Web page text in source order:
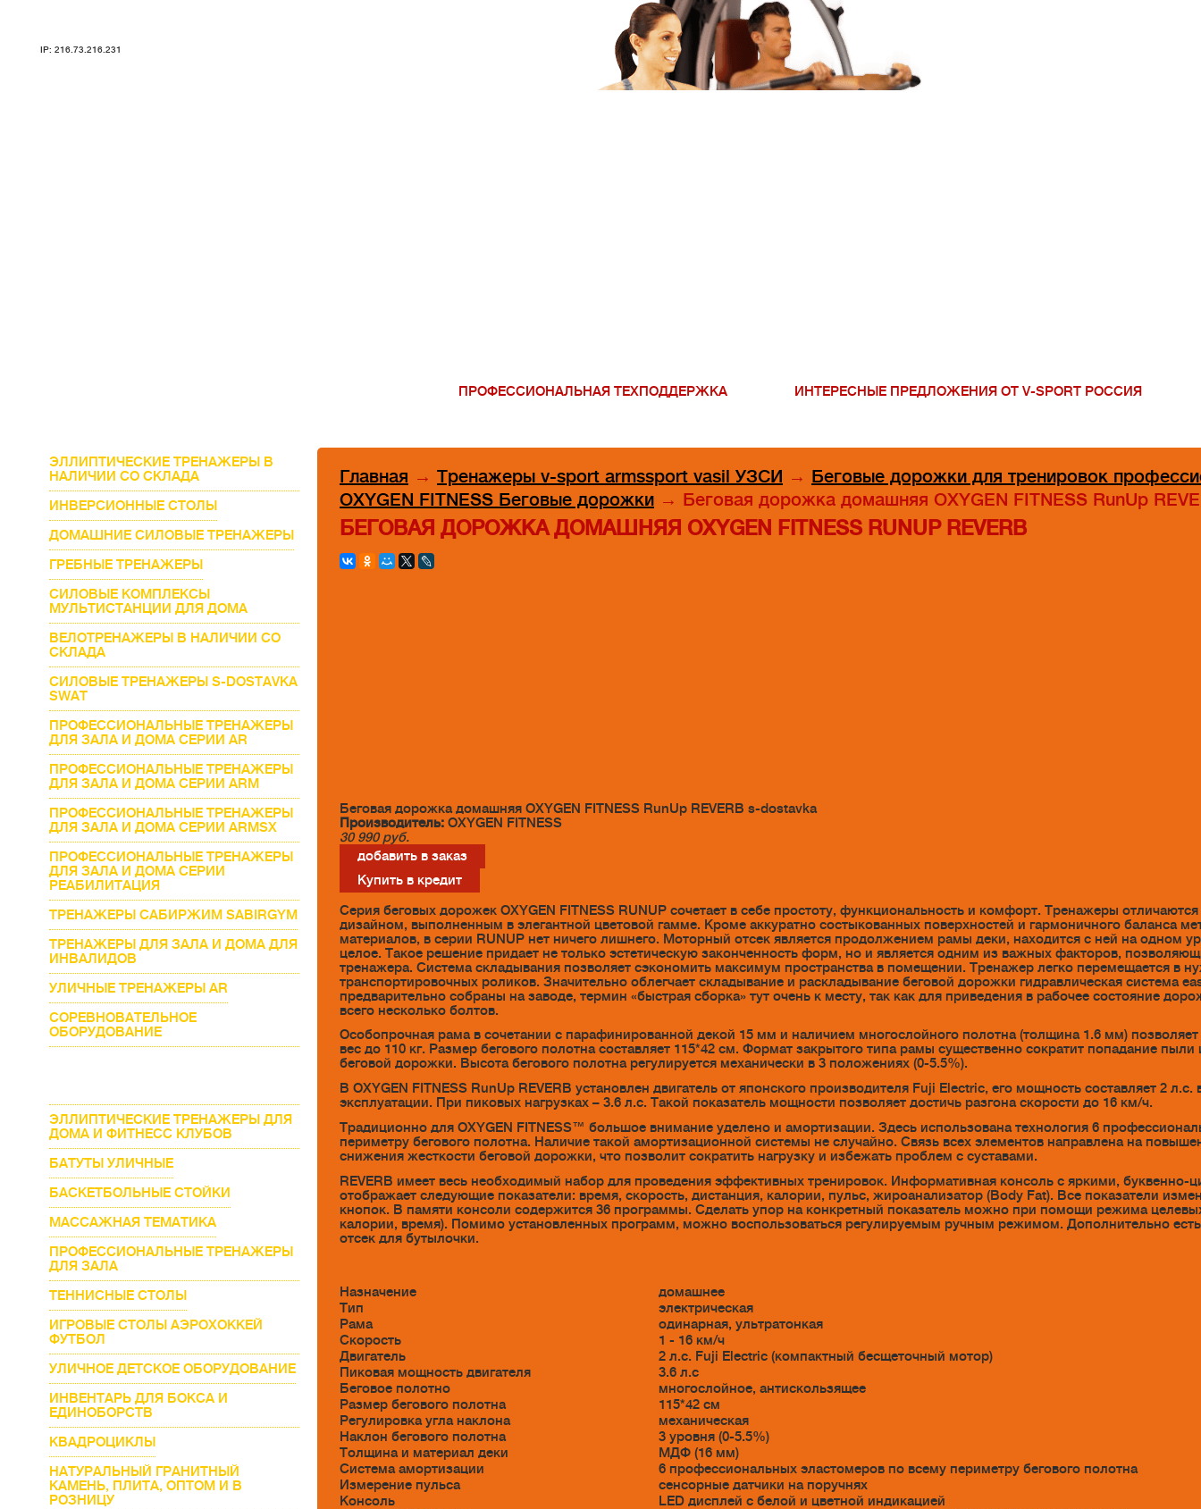
IP: 216.73.216.231
ПРОФЕССИОНАЛЬНАЯ ТЕХПОДДЕРЖКА ИНТЕРЕСНЫЕ ПРЕДЛОЖЕНИЯ ОТ V-SPORT РОССИЯ
ЭЛЛИПТИЧЕСКИЕ ТРЕНАЖЕРЫ В
НАЛИЧИИ СО СКЛАДА
ИНВЕРСИОННЫЕ СТОЛЫ
ДОМАШНИЕ СИЛОВЫЕ ТРЕНАЖЕРЫ
ГРЕБНЫЕ ТРЕНАЖЕРЫ
СИЛОВЫЕ КОМПЛЕКСЫ
МУЛЬТИСТАНЦИИ ДЛЯ ДОМА
ВЕЛОТРЕНАЖЕРЫ В НАЛИЧИИ СО
СКЛАДА
СИЛОВЫЕ ТРЕНАЖЕРЫ S-DOSTAVKA
SWAT
ПРОФЕССИОНАЛЬНЫЕ ТРЕНАЖЕРЫ
ДЛЯ ЗАЛА И ДОМА СЕРИИ AR
ПРОФЕССИОНАЛЬНЫЕ ТРЕНАЖЕРЫ
ДЛЯ ЗАЛА И ДОМА СЕРИИ ARM
ПРОФЕССИОНАЛЬНЫЕ ТРЕНАЖЕРЫ
ДЛЯ ЗАЛА И ДОМА СЕРИИ ARMSX
ПРОФЕССИОНАЛЬНЫЕ ТРЕНАЖЕРЫ
ДЛЯ ЗАЛА И ДОМА СЕРИИ
РЕАБИЛИТАЦИЯ
ТРЕНАЖЕРЫ САБИРЖИМ SABIRGYM
ТРЕНАЖЕРЫ ДЛЯ ЗАЛА И ДОМА ДЛЯ
ИНВАЛИДОВ
УЛИЧНЫЕ ТРЕНАЖЕРЫ AR
СОРЕВНОВАТЕЛЬНОЕ
ОБОРУДОВАНИЕ
ЭЛЛИПТИЧЕСКИЕ ТРЕНАЖЕРЫ ДЛЯ
ДОМА И ФИТНЕСС КЛУБОВ
БАТУТЫ УЛИЧНЫЕ
БАСКЕТБОЛЬНЫЕ СТОЙКИ
МАССАЖНАЯ ТЕМАТИКА
ПРОФЕССИОНАЛЬНЫЕ ТРЕНАЖЕРЫ
ДЛЯ ЗАЛА
ТЕННИСНЫЕ СТОЛЫ
ИГРОВЫЕ СТОЛЫ АЭРОХОККЕЙ
ФУТБОЛ
УЛИЧНОЕ ДЕТСКОЕ ОБОРУДОВАНИЕ
ИНВЕНТАРЬ ДЛЯ БОКСА И
ЕДИНОБОРСТВ
КВАДРОЦИКЛЫ
НАТУРАЛЬНЫЙ ГРАНИТНЫЙ
КАМЕНЬ, ПЛИТА, ОПТОМ И В
РОЗНИЦУ
Главная → Тренажеры v-sport armssport vasil УЗСИ → Беговые дорожки для тренировок
OXYGEN FITNESS Беговые дорожки → Беговая дорожка домашняя OXYGEN FITNESS RunUp
БЕГОВАЯ ДОРОЖКА ДОМАШНЯЯ OXYGEN FITNESS RUNUP REVERB
Беговая дорожка домашняя OXYGEN FITNESS RunUp REVERB s-dostavka
Производитель: OXYGEN FITNESS
30 990 руб.
добавить в заказ
Купить в кредит
Серия беговых дорожек OXYGEN FITNESS RUNUP сочетает в себе простоту, функциональность и комфорт. Тренажеры
дизайном, выполненным в элегантной цветовой гамме. Кроме аккуратно состыкованных поверхностей и гармоничного баланса
материалов, в серии RUNUP нет ничего лишнего. Моторный отсек является продолжением рамы деки, находится с ней на одном
целое. Такое решение придает не только эстетическую законченность форм, но и является одним из важных факторов,
тренажера. Система складывания позволяет сэкономить максимум пространства в помещении. Тренажер легко перемещается в
транспортировочных роликов. Значительно облегчает складывание и раскладывание беговой дорожки гидравлическая система
предварительно собраны на заводе, термин «быстрая сборка» тут очень к месту, так как для приведения в рабочее состояние
всего несколько болтов.
Особопрочная рама в сочетании с парафинированной декой 15 мм и наличием многослойного полотна (толщина 1.6 мм)
вес до 110 кг. Размер бегового полотна составляет 115*42 см. Формат закрытого типа рамы существенно сократит попадание пыли
беговой дорожки. Высота бегового полотна регулируется механически в 3 положениях (0-5.5%).
В OXYGEN FITNESS RunUp REVERB установлен двигатель от японского производителя Fuji Electric, его мощность составляет 2
эксплуатации. При пиковых нагрузках – 3.6 л.с. Такой показатель мощности позволяет достичь разгона скорости до 16 км/ч.
Традиционно для OXYGEN FITNESS™ большое внимание уделено и амортизации. Здесь использована технология 6
периметру бегового полотна. Наличие такой амортизационной системы не случайно. Связь всех элементов направлена на
снижения жесткости беговой дорожки, что позволит сократить нагрузку и избежать проблем с суставами.
REVERB имеет весь необходимый набор для проведения эффективных тренировок. Информативная консоль с яркими,
отображает следующие показатели: время, скорость, дистанция, калории, пульс, жироанализатор (Body Fat). Все показатели
кнопок. В памяти консоли содержится 36 программы. Сделать упор на конкретный показатель можно при помощи режима
калории, время). Помимо установленных программ, можно воспользоваться регулируемым ручным режимом. Дополнительно
отсек для бутылочки.
Назначение
домашнее
Тип
электрическая
Рама
одинарная, ультратонкая
Скорость
1 - 16 км/ч
Двигатель
2 л.с. Fuji Electric (компактный бесщеточный мотор)
Пиковая мощность двигателя
3.6 л.с
Беговое полотно
многослойное, антискользящее
Размер бегового полотна
115*42 см
Регулировка угла наклона
механическая
Наклон бегового полотна
3 уровня (0-5.5%)
Толщина и материал деки
МДФ (16 мм)
Система амортизации
6 профессиональных эластомеров по всему периметру бегового полотна
Измерение пульса
сенсорные датчики на поручнях
Консоль
LED дисплей с белой и цветной индикацией